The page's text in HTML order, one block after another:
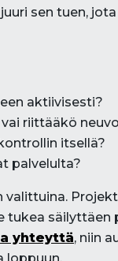
sen tuen,
aktiivisesti?
riittääkö
itsellä?
palvelulta?
yhteyttä, niin